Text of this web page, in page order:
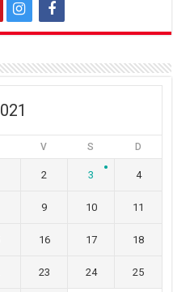
V S D
2 3 4
9 10 11
16 17 18
23 24 25